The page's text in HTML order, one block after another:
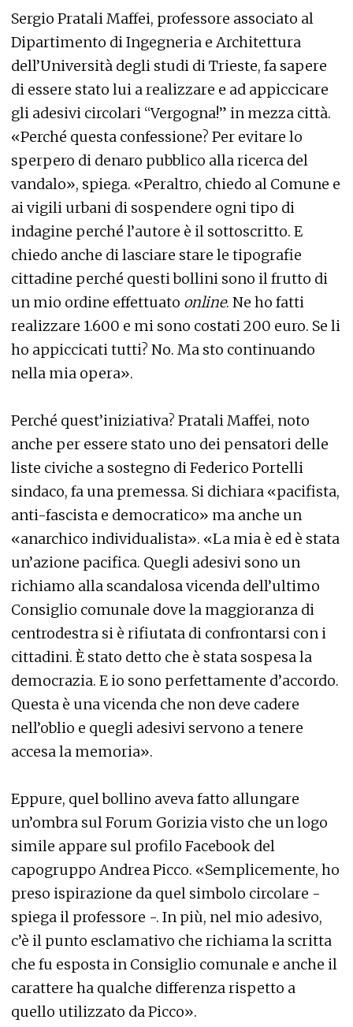
Sergio Pratali Maffei, professore associato al
Dipartimento di Ingegneria e Architettura
dell’Università degli studi di Trieste, fa sapere
di essere stato lui a realizzare e ad appiccicare
gli adesivi circolari “Vergogna!” in mezza città.
«Perché questa confessione? Per evitare lo
sperpero di denaro pubblico alla ricerca del
vandalo», spiega. «Peraltro, chiedo al Comune e
ai vigili urbani di sospendere ogni tipo di
indagine perché l’autore è il sottoscritto. E
chiedo anche di lasciare stare le tipografie
cittadine perché questi bollini sono il frutto di
un mio ordine effettuato online. Ne ho fatti
realizzare 1.600 e mi sono costati 200 euro. Se li
ho appiccicati tutti? No. Ma sto continuando
nella mia opera».
Perché quest’iniziativa? Pratali Maffei, noto
anche per essere stato uno dei pensatori delle
liste civiche a sostegno di Federico Portelli
sindaco, fa una premessa. Si dichiara «pacifista,
anti-fascista e democratico» ma anche un
«anarchico individualista». «La mia è ed è stata
un’azione pacifica. Quegli adesivi sono un
richiamo alla scandalosa vicenda dell’ultimo
Consiglio comunale dove la maggioranza di
centrodestra si è rifiutata di confrontarsi con i
cittadini. È stato detto che è stata sospesa la
democrazia. E io sono perfettamente d’accordo.
Questa è una vicenda che non deve cadere
nell’oblio e quegli adesivi servono a tenere
accesa la memoria».
Eppure, quel bollino aveva fatto allungare
un’ombra sul Forum Gorizia visto che un logo
simile appare sul profilo Facebook del
capogruppo Andrea Picco. «Semplicemente, ho
preso ispirazione da quel simbolo circolare -
spiega il professore -. In più, nel mio adesivo,
c’è il punto esclamativo che richiama la scritta
che fu esposta in Consiglio comunale e anche il
carattere ha qualche differenza rispetto a
quello utilizzato da Picco».